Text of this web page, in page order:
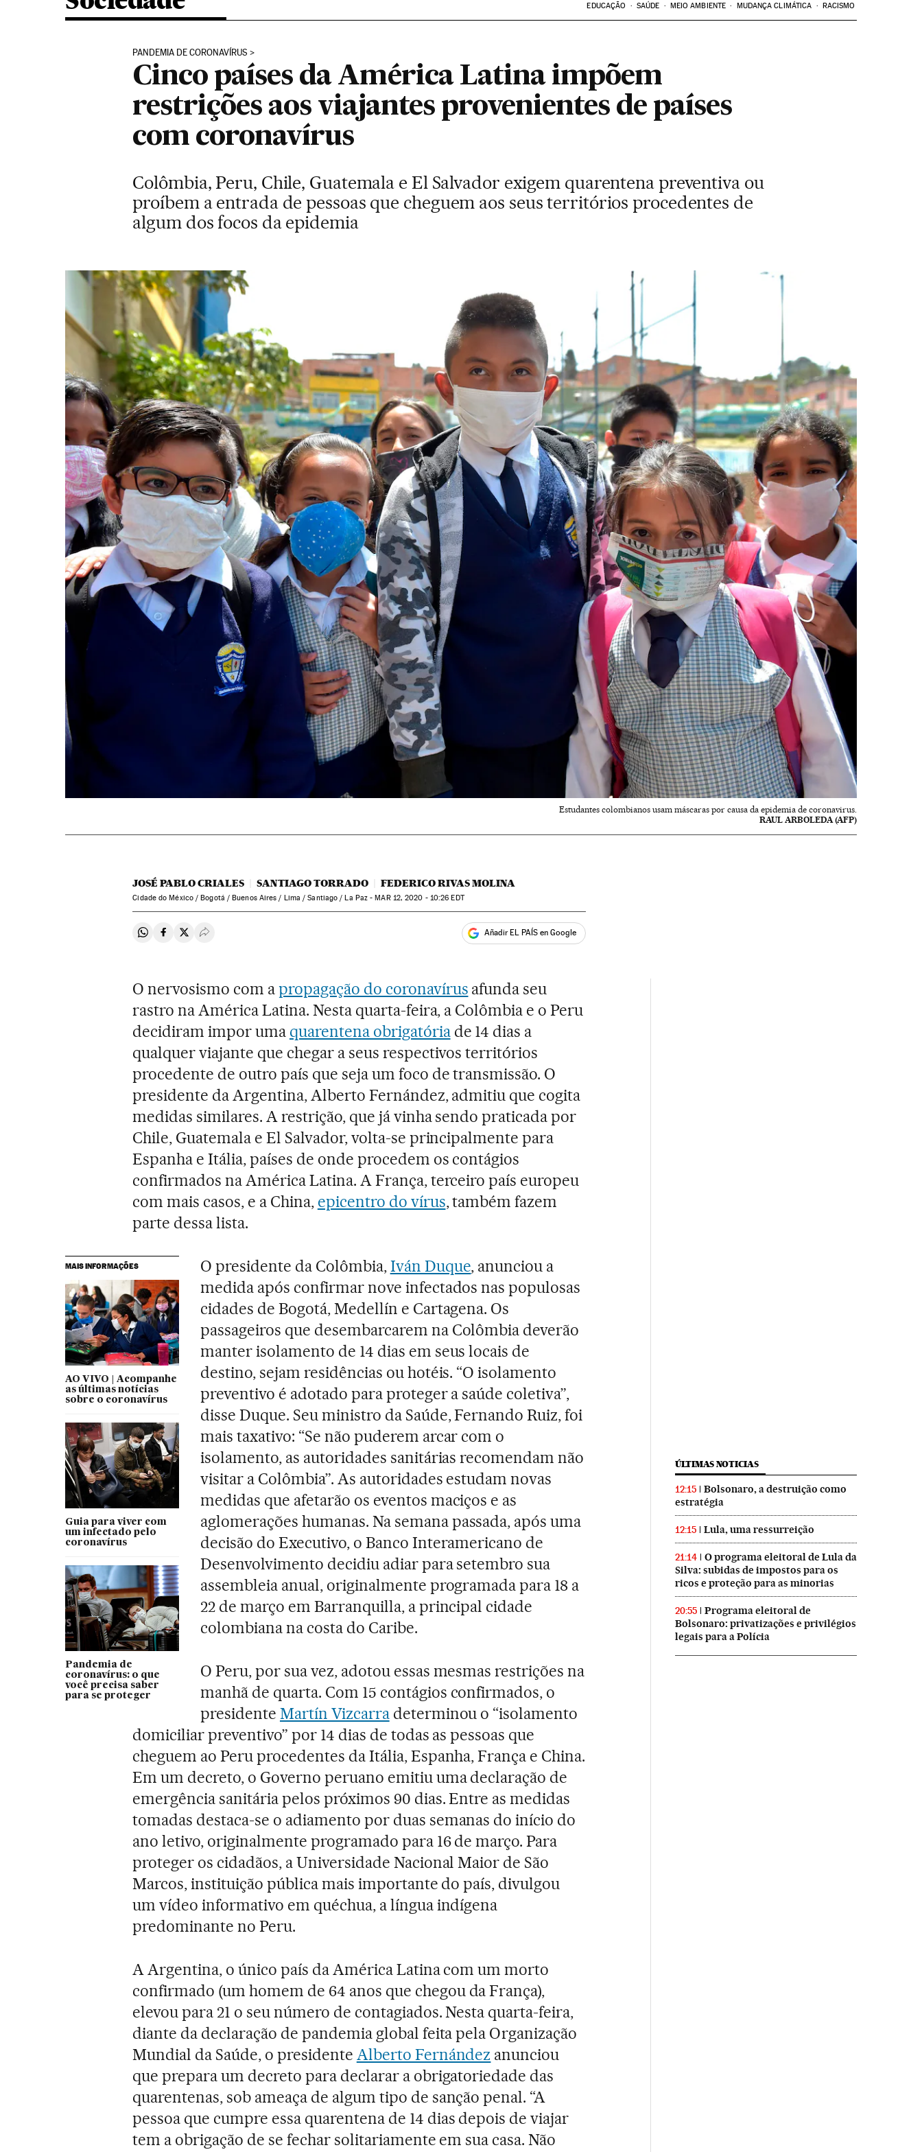
EDUCAÇÃO SAÚDE MEIO AMBIENTE MUDANÇA CLIMÁTICA RACISMO
PANDEMIA DE CORONAVÍRUS
Cinco países da América Latina impõem
restrições aos viajantes provenientes de países
com coronavírus
Colômbia, Peru, Chile, Guatemala e El Salvador exigem quarentena preventiva ou
proíbem a entrada de pessoas que cheguem aos seus territórios procedentes de
algum dos focos da epidemia
Estudantes colombianos usam máscaras por causa da epidemia de coronavirus.
RAUL ARBOLEDA (AFP)
JOSÉ PABLO CRIALES SANTIAGO TORRADO FEDERICO RIVAS MOLINA
Cidade do México / Bogotá / Buenos Aires / Lima / Santiago / La Paz -MAR12, 2020 - 10:26 EDT
Compartir en Whatsapp
Compartir en Facebook
Compartir en Twitter
Desplegar Redes Sociales Añadir EL PAÍS en Google
O nervosismo com apropagação do coronavírus afunda seu
rastro na América Latina. Nesta quarta-feira, a Colômbia e o Peru
decidiram impor uma quarentena obrigatóriade 14 dias a
qualquer viajante que chegar a seus respectivos territórios
procedente de outro país que seja um foco de transmissão. O
presidente da Argentina, Alberto Fernández, admitiu que cogita
medidas similares. A restrição, que já vinha sendo praticada por
Chile, Guatemala e El Salvador, volta-se principalmente para
Espanha e Itália, países de onde procedem os contágios
confirmados na América Latina. A França, terceiro país europeu
com mais casos, e a China, epicentro do vírus, também fazem
parte dessa lista.
MAIS INFORMAÇÕES
AO VIVO | Acompanhe
as últimas notícias
sobre o coronavírus
Guia para viver com
um infectado pelo
coronavírus
Pandemia de
coronavírus: o que
você precisa saber
para se proteger
O presidente da Colômbia,Iván Duque, anunciou a
medida após confirmar nove infectados nas populosas
cidades de Bogotá, Medellín e Cartagena. Os
passageiros que desembarcarem na Colômbia deverão
manter isolamento de 14 dias em seus locais de
destino, sejam residências ou hotéis. “O isolamento
preventivo é adotado para proteger a saúde coletiva”,
disse Duque. Seu ministro da Saúde, Fernando Ruiz, foi
mais taxativo: “Se não puderem arcar com o
isolamento, as autoridades sanitárias recomendam não
visitar a Colômbia”. As autoridades estudam novas
medidas que afetarão os eventos maciços e as
aglomerações humanas. Na semana passada, após uma
decisão do Executivo, o Banco Interamericano de
Desenvolvimento decidiu adiar para setembro sua
assembleia anual, originalmente programada para 18 a
22 de março em Barranquilla, a principal cidade
colombiana na costa do Caribe.
O Peru, por sua vez, adotou essas mesmas restrições na
manhã de quarta. Com 15 contágios confirmados, o
presidente Martín Vizcarradeterminou o “isolamento
domiciliar preventivo” por 14 dias de todas as pessoas que
cheguem ao Peru procedentes da Itália, Espanha, França e China.
Em um decreto, o Governo peruano emitiu uma declaração de
emergência sanitária pelos próximos 90 dias. Entre as medidas
tomadas destaca-se o adiamento por duas semanas do início do
ano letivo, originalmente programado para 16 de março. Para
proteger os cidadãos, a Universidade Nacional Maior de São
Marcos, instituição pública mais importante do país, divulgou
um vídeo informativo em quéchua, a língua indígena
predominante no Peru.
A Argentina, o único país da América Latina com um morto
confirmado (um homem de 64 anos que chegou da França),
elevou para 21 o seu número de contagiados. Nesta quarta-feira,
diante da declaração de pandemia global feita pela Organização
Mundial da Saúde, o presidente Alberto Fernández anunciou
que prepara um decreto para declarar a obrigatoriedade das
quarentenas, sob ameaça de algum tipo de sanção penal. “A
pessoa que cumpre essa quarentena de 14 dias depois de viajar
tem a obrigação de se fechar solitariamente em sua casa. Não
ÚLTIMAS NOTICIAS
12:15
Bolsonaro, a destruição como
estratégia
12:15 Lula, uma ressurreição
21:14
O programa eleitoral de Lula da
Silva: subidas de impostos para os
ricos e proteção para as minorias
20:55
Programa eleitoral de
Bolsonaro: privatizações e privilégios
legais para a Polícia